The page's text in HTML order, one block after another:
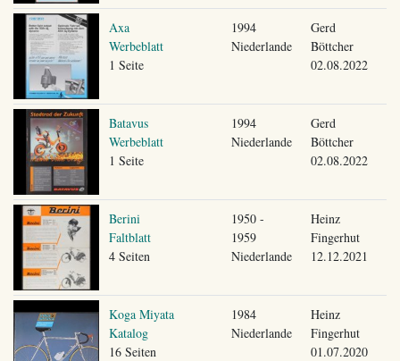
Axa
Werbeblatt
1 Seite
1994
Niederlande
Gerd
Böttcher
02.08.2022
Batavus
Werbeblatt
1 Seite
1994
Niederlande
Gerd
Böttcher
02.08.2022
Berini
Faltblatt
4 Seiten
1950 -
1959
Niederlande
Heinz
Fingerhut
12.12.2021
Koga Miyata
Katalog
16 Seiten
1984
Niederlande
Heinz
Fingerhut
01.07.2020